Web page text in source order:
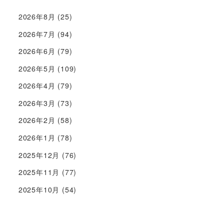
2026年8月 (25)
2026年7月 (94)
2026年6月 (79)
2026年5月 (109)
2026年4月 (79)
2026年3月 (73)
2026年2月 (58)
2026年1月 (78)
2025年12月 (76)
2025年11月 (77)
2025年10月 (54)